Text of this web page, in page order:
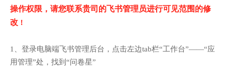
操作权限，请您联系贵司的飞书管理员进行可见范围的修
改 ！
1、登录电脑端飞书管理后台，点击左边tab栏“工作台”——“应
用管理”处，找到“问卷星”